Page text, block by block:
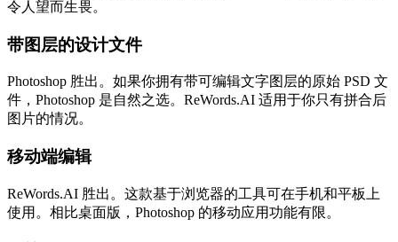
令人望而生畏。
带图层的设计文件
Photoshop 胜出。如果你拥有带可编辑文字图层的原始 PSD 文
件，Photoshop 是自然之选。ReWords.AI 适用于你只有拼合后
图片的情况。
移动端编辑
ReWords.AI 胜出。这款基于浏览器的工具可在手机和平板上
使用。相比桌面版，Photoshop 的移动应用功能有限。